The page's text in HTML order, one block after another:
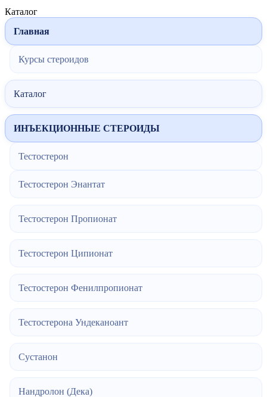
Каталог
Главная
Курсы стероидов
Каталог
ИНЪЕКЦИОННЫЕ СТЕРОИДЫ
Тестостерон
Тестостерон Энантат
Тестостерон Пропионат
Тестостерон Ципионат
Тестостерон Фенилпропионат
Тестостерона Ундеканоант
Сустанон
Нандролон (Дека)